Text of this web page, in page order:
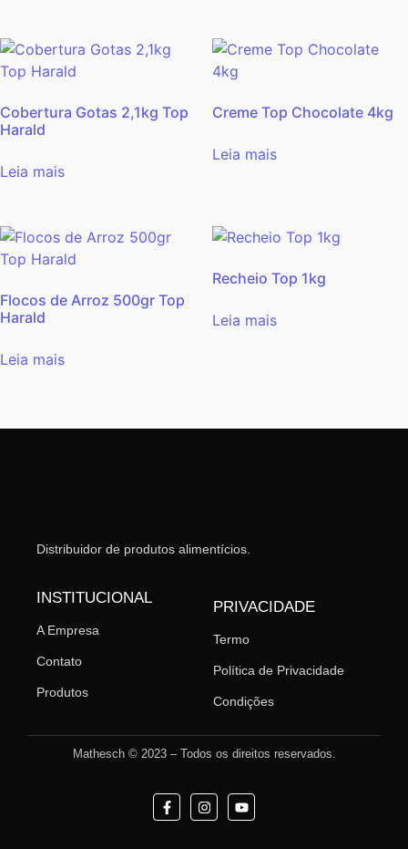
Cobertura Gotas 2,1kg Top
Harald
Leia mais
Creme Top Chocolate 4kg
Leia mais
Flocos de Arroz 500gr Top
Harald
Leia mais
Recheio Top 1kg
Leia mais
Distribuidor de produtos alimentícios.
INSTITUCIONAL
A Empresa
Contato
Produtos
PRIVACIDADE
Termo
Política de Privacidade
Condições
Mathesch © 2023 – Todos os direitos reservados.